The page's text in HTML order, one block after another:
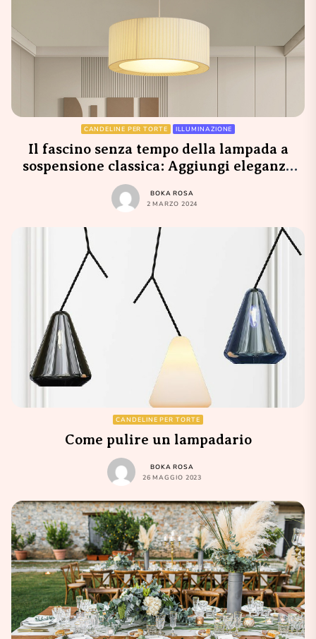
CANDELINE PER TORTE ILLUMINAZIONE
Il fascino senza tempo della lampada a
sospensione classica: Aggiungi eleganza
alla tua casa con un lampadario pendente
BOKA ROSA
2 MARZO 2024
CANDELINE PER TORTE
Come pulire un lampadario
BOKA ROSA
26 MAGGIO 2023